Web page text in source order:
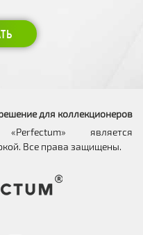
для коллекционеров
является
Все права защищены.